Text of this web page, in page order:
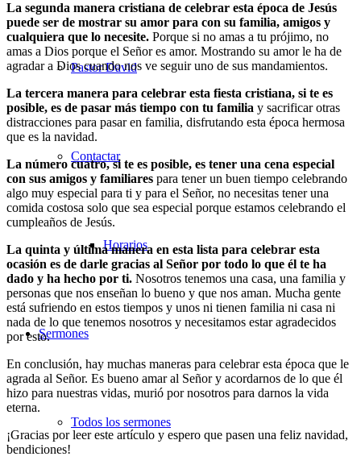
Pastor David
Contactar
Horarios
Sermones
Todos los sermones
La segunda manera cristiana de celebrar esta época de Jesús
puede ser de mostrar su amor para con su familia, amigos y
cualquiera que lo necesite. Porque si no amas a tu prójimo, no
amas a Dios porque el Señor es amor. Mostrando su amor le ha de
agradar a Dios cuando nos ve seguir uno de sus mandamientos.
La tercera manera para celebrar esta fiesta cristiana, si te es
posible, es de pasar más tiempo con tu familia y sacrificar otras
distracciones para pasar en familia, disfrutando esta época hermosa
que es la navidad.
La número cuatro, si te es posible, es tener una cena especial
con sus amigos y familiares para tener un buen tiempo celebrando
algo muy especial para ti y para el Señor, no necesitas tener una
comida costosa solo que sea especial porque estamos celebrando el
cumpleaños de Jesús.
La quinta y última manera en esta lista para celebrar esta
ocasión es de darle gracias al Señor por todo lo que él te ha
dado y ha hecho por ti. Nosotros tenemos una casa, una familia y
personas que nos enseñan lo bueno y que nos aman. Mucha gente
está sufriendo en estos tiempos y unos ni tienen familia ni casa ni
nada de lo que tenemos nosotros y necesitamos estar agradecidos
por esto.
En conclusión, hay muchas maneras para celebrar esta época que le
agrada al Señor. Es bueno amar al Señor y acordarnos de lo que él
hizo para nuestras vidas, murió por nosotros para darnos la vida
eterna.
¡Gracias por leer este artículo y espero que pasen una feliz navidad,
bendiciones!